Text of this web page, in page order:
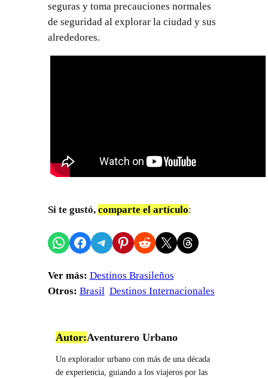
seguras y toma precauciones normales
de seguridad al explorar la ciudad y sus
alrededores.
Si te gustó, comparte el artículo:
Compartir en WhatsApp
Compartir en Facebook
Compartir en Telegram
Compartir en Pinterest
Compartir en Reddit
Compartir en X Share on Threads
Ver más: Destinos Brasileños
Otros: Brasil Destinos Internacionales
Autor:Aventurero Urbano
Un explorador urbano con más de una década
de experiencia, guiando a los viajeros por las